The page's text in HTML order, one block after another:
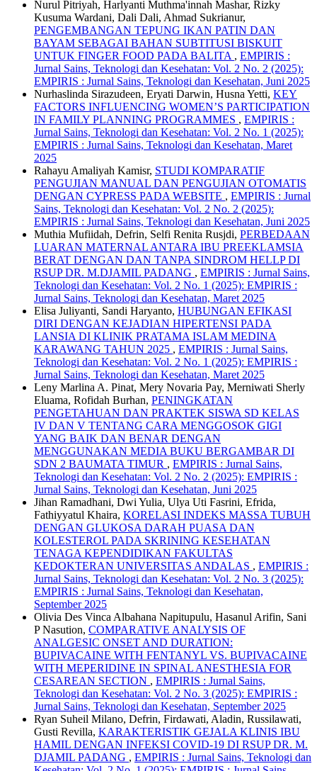
Nurul Pitriyah, Harlyanti Muthma'innah Mashar, Rizky
Kusuma Wardani, Dali Dali, Ahmad Sukrianur,
PENGEMBANGAN TEPUNG IKAN PATIN DAN
BAYAM SEBAGAI BAHAN SUBTITUSI BISKUIT
UNTUK FINGER FOOD PADA BALITA , EMPIRIS :
Jurnal Sains, Teknologi dan Kesehatan: Vol. 2 No. 2 (2025):
EMPIRIS : Jurnal Sains, Teknologi dan Kesehatan, Juni 2025
Nurhaslinda Sirazudeen, Eryati Darwin, Husna Yetti, KEY
FACTORS INFLUENCING WOMEN’S PARTICIPATION
IN FAMILY PLANNING PROGRAMMES , EMPIRIS :
Jurnal Sains, Teknologi dan Kesehatan: Vol. 2 No. 1 (2025):
EMPIRIS : Jurnal Sains, Teknologi dan Kesehatan, Maret
2025
Rahayu Amaliyah Kamisr, STUDI KOMPARATIF
PENGUJIAN MANUAL DAN PENGUJIAN OTOMATIS
DENGAN CYPRESS PADA WEBSITE , EMPIRIS : Jurnal
Sains, Teknologi dan Kesehatan: Vol. 2 No. 2 (2025):
EMPIRIS : Jurnal Sains, Teknologi dan Kesehatan, Juni 2025
Muthia Mufiidah, Defrin, Selfi Renita Rusjdi, PERBEDAAN
LUARAN MATERNAL ANTARA IBU PREEKLAMSIA
BERAT DENGAN DAN TANPA SINDROM HELLP DI
RSUP DR. M.DJAMIL PADANG , EMPIRIS : Jurnal Sains,
Teknologi dan Kesehatan: Vol. 2 No. 1 (2025): EMPIRIS :
Jurnal Sains, Teknologi dan Kesehatan, Maret 2025
Elisa Juliyanti, Sandi Haryanto, HUBUNGAN EFIKASI
DIRI DENGAN KEJADIAN HIPERTENSI PADA
LANSIA DI KLINIK PRATAMA ISLAM MEDINA
KARAWANG TAHUN 2025 , EMPIRIS : Jurnal Sains,
Teknologi dan Kesehatan: Vol. 2 No. 1 (2025): EMPIRIS :
Jurnal Sains, Teknologi dan Kesehatan, Maret 2025
Leny Marlina A. Pinat, Mery Novaria Pay, Merniwati Sherly
Eluama, Rofidah Burhan, PENINGKATAN
PENGETAHUAN DAN PRAKTEK SISWA SD KELAS
IV DAN V TENTANG CARA MENGGOSOK GIGI
YANG BAIK DAN BENAR DENGAN
MENGGUNAKAN MEDIA BUKU BERGAMBAR DI
SDN 2 BAUMATA TIMUR , EMPIRIS : Jurnal Sains,
Teknologi dan Kesehatan: Vol. 2 No. 2 (2025): EMPIRIS :
Jurnal Sains, Teknologi dan Kesehatan, Juni 2025
Jihan Ramadhani, Dwi Yulia, Ulya Uti Fasrini, Efrida,
Fathiyyatul Khaira, KORELASI INDEKS MASSA TUBUH
DENGAN GLUKOSA DARAH PUASA DAN
KOLESTEROL PADA SKRINING KESEHATAN
TENAGA KEPENDIDIKAN FAKULTAS
KEDOKTERAN UNIVERSITAS ANDALAS , EMPIRIS :
Jurnal Sains, Teknologi dan Kesehatan: Vol. 2 No. 3 (2025):
EMPIRIS : Jurnal Sains, Teknologi dan Kesehatan,
September 2025
Olivia Des Vinca Albahana Napitupulu, Hasanul Arifin, Sani
P Nasution, COMPARATIVE ANALYSIS OF
ANALGESIC ONSET AND DURATION:
BUPIVACAINE WITH FENTANYL VS. BUPIVACAINE
WITH MEPERIDINE IN SPINAL ANESTHESIA FOR
CESAREAN SECTION , EMPIRIS : Jurnal Sains,
Teknologi dan Kesehatan: Vol. 2 No. 3 (2025): EMPIRIS :
Jurnal Sains, Teknologi dan Kesehatan, September 2025
Ryan Suheil Milano, Defrin, Firdawati, Aladin, Russilawati,
Gusti Revilla, KARAKTERISTIK GEJALA KLINIS IBU
HAMIL DENGAN INFEKSI COVID-19 DI RSUP DR. M.
DJAMIL PADANG , EMPIRIS : Jurnal Sains, Teknologi dan